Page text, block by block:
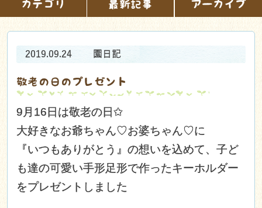
カテゴリ 最新記事 アーカイブ
2019.09.24 園日記
敬老の日のプレゼント
9月16日は敬老の日✩
大好きなお爺ちゃん♡お婆ちゃん♡に
『いつもありがとう』の想いを込めて、子ど
も達の可愛い手形足形で作ったキーホルダー
をプレゼントしました